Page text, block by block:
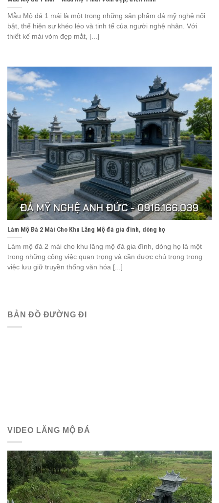
Mẫu Mộ đá 1 mái là một trong những sản phẩm đá mỹ nghệ nổi
bật, thể hiện sự khéo léo và tinh tế của người nghệ nhân. Với
thiết kế mái vòm đẹp mắt, [...]
Làm Mộ Đá 2 Mái Cho Khu Lăng Mộ đá gia đình, dòng họ
Làm mộ đá 2 mái cho khu lăng mộ đá gia đình, dòng họ là một
trong những công việc quan trọng và cần được chú trọng trong
việc lưu giữ truyền thống văn hóa [...]
BẢN ĐỒ ĐƯỜNG ĐI
VIDEO LĂNG MỘ ĐÁ